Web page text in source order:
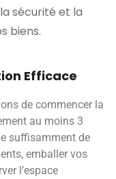
sécurité et la
biens.
Efficace
de commencer la
au moins 3
suffisamment de
emballer vos
l’espace